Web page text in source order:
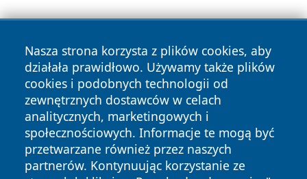
Nasza strona korzysta z plików cookies, aby
działała prawidłowo. Używamy także plików
cookies i podobnych technologii od
zewnętrznych dostawców w celach
analitycznych, marketingowych i
społecznościowych. Informacje te mogą być
przetwarzane również przez naszych
partnerów. Kontynuując korzystanie ze
Copyright © 2026 dabrowski24.pl Wszystkie prawa
zastrzeżone.
News Autorzy
Polityka
Polityka